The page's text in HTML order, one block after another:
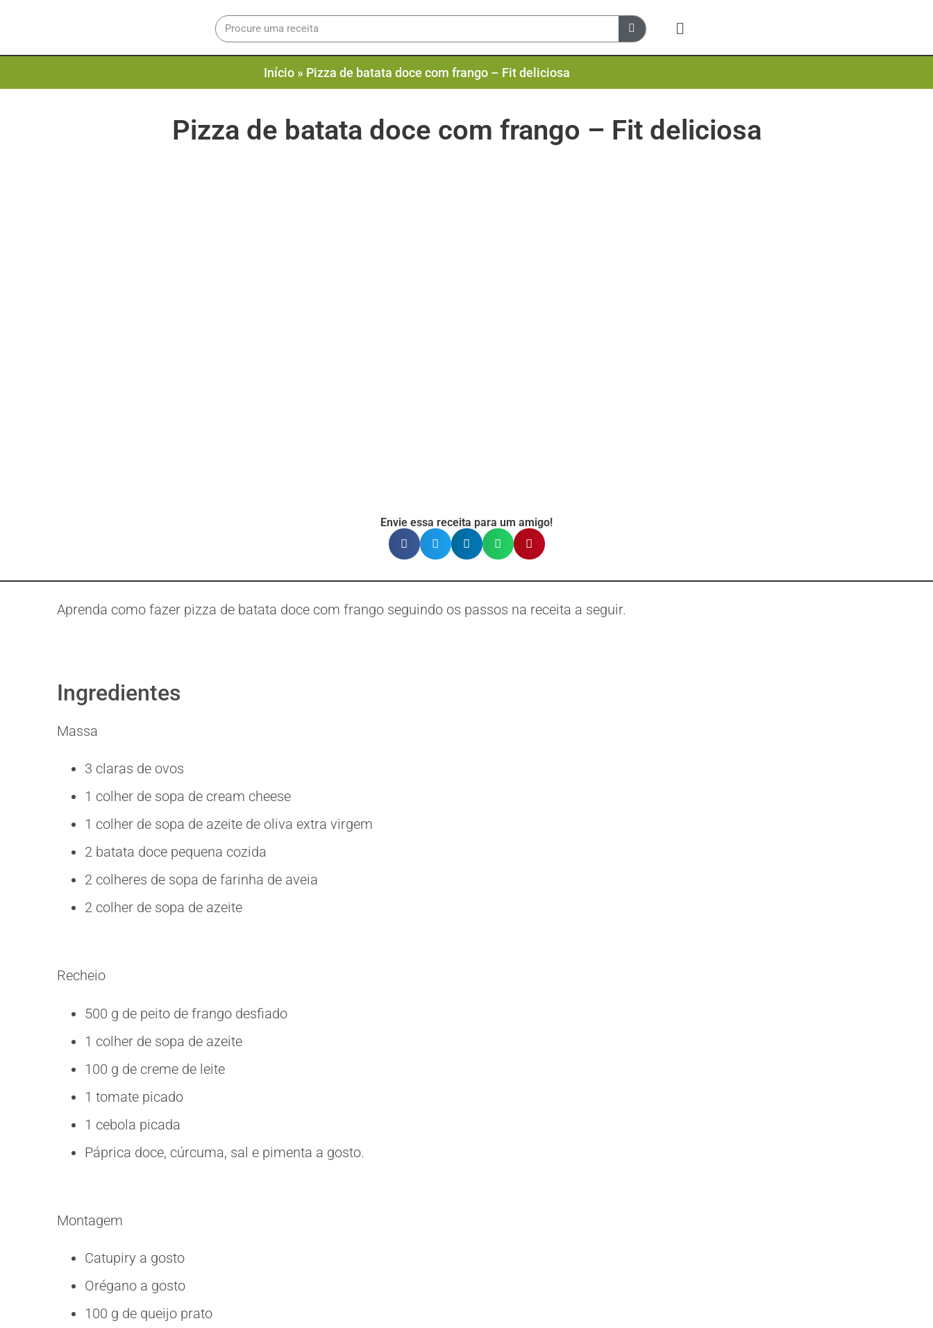
Início» Pizza de batata doce com frango – Fit deliciosa
Pizza de batata doce com frango – Fit deliciosa
Envie essa receita para um amigo!
Aprenda como fazer pizza de batata doce com frango seguindo os passos na receita a seguir.
Ingredientes
Massa
3 claras de ovos
1 colher de sopa de cream cheese
1 colher de sopa de azeite de oliva extra virgem
2 batata doce pequena cozida
2 colheres de sopa de farinha de aveia
2 colher de sopa de azeite
Recheio
500 g de peito de frango desfiado
1 colher de sopa de azeite
100 g de creme de leite
1 tomate picado
1 cebola picada
Páprica doce, cúrcuma, sal e pimenta a gosto.
Montagem
Catupiry a gosto
Orégano a gosto
100 g de queijo prato